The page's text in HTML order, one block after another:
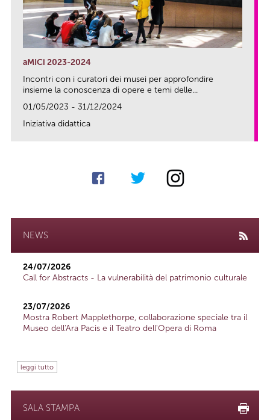
aMICi 2023-2024
Incontri con i curatori dei musei per approfondire
insieme la conoscenza di opere e temi delle...
01/05/2023 - 31/12/2024
Iniziativa didattica
NEWS
24/07/2026
Call for Abstracts - La vulnerabilità del patrimonio culturale
23/07/2026
Mostra Robert Mapplethorpe, collaborazione speciale tra il
Museo dell'Ara Pacis e il Teatro dell'Opera di Roma
leggi tutto
SALA STAMPA